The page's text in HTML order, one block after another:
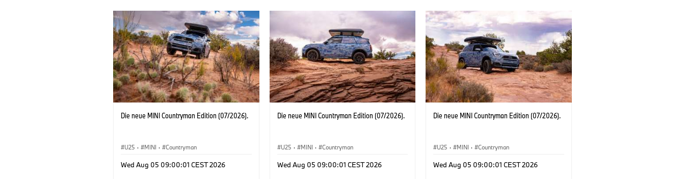
Die neue MINI Countryman Edition (07/2026).
U25 · MINI · Countryman
Wed Aug 05 09:00:01 CEST 2026
Die neue MINI Countryman Edition (07/2026).
U25 · MINI · Countryman
Wed Aug 05 09:00:01 CEST 2026
Die neue MINI Countryman Edition (07/2026).
U25 · MINI · Countryman
Wed Aug 05 09:00:01 CEST 2026